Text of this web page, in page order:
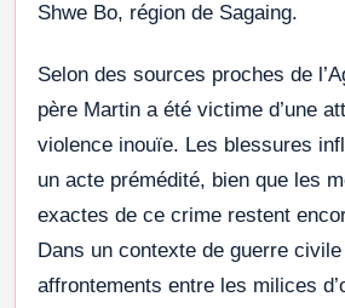
Shwe Bo, région de Sagaing.
Selon des sources proches de
père Martin a été victime d’une
violence inouïe. Les blessures
un acte prémédité, bien que les
exactes de ce crime restent
Dans un contexte de guerre
affrontements entre les milices